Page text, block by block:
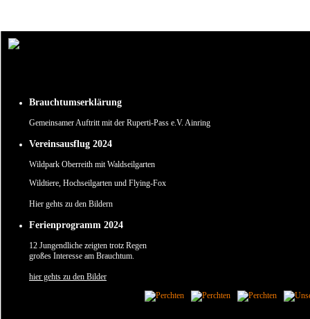
Brauchtumserklärung
Gemeinsamer Auftritt mit der Ruperti-Pass e.V. Ainring
Vereinsausflug 2024
Wildpark Oberreith mit Waldseilgarten
Wildtiere, Hochseilgarten und Flying-Fox
Hier gehts zu den Bildern
Ferienprogramm 2024
12 Jungendliche zeigten trotz Regen
großes Interesse am Brauchtum.
hier gehts zu den Bilder